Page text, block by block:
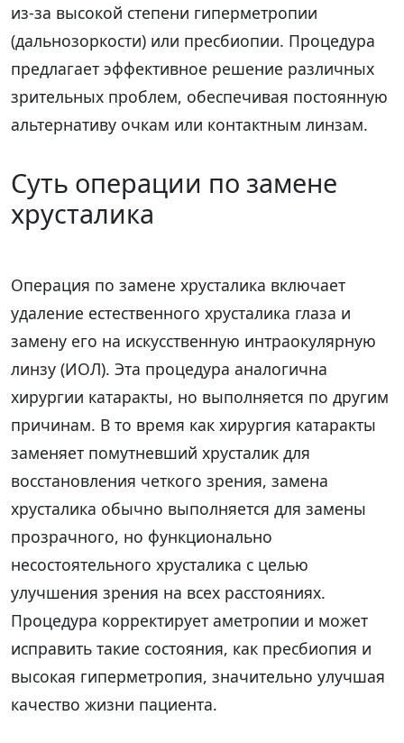
из-за высокой степени гиперметропии
(дальнозоркости) или пресбиопии. Процедура
предлагает эффективное решение различных
зрительных проблем, обеспечивая постоянную
альтернативу очкам или контактным линзам.
Суть операции по замене
хрусталика
Операция по замене хрусталика включает
удаление естественного хрусталика глаза и
замену его на искусственную интраокулярную
линзу (ИОЛ). Эта процедура аналогична
хирургии катаракты, но выполняется по другим
причинам. В то время как хирургия катаракты
заменяет помутневший хрусталик для
восстановления четкого зрения, замена
хрусталика обычно выполняется для замены
прозрачного, но функционально
несостоятельного хрусталика с целью
улучшения зрения на всех расстояниях.
Процедура корректирует аметропии и может
исправить такие состояния, как пресбиопия и
высокая гиперметропия, значительно улучшая
качество жизни пациента.